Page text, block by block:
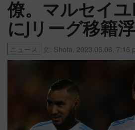
僚。マルセイ
にJリーグ移籍
ニュース 文: Shota 2023.06.06. 7:16